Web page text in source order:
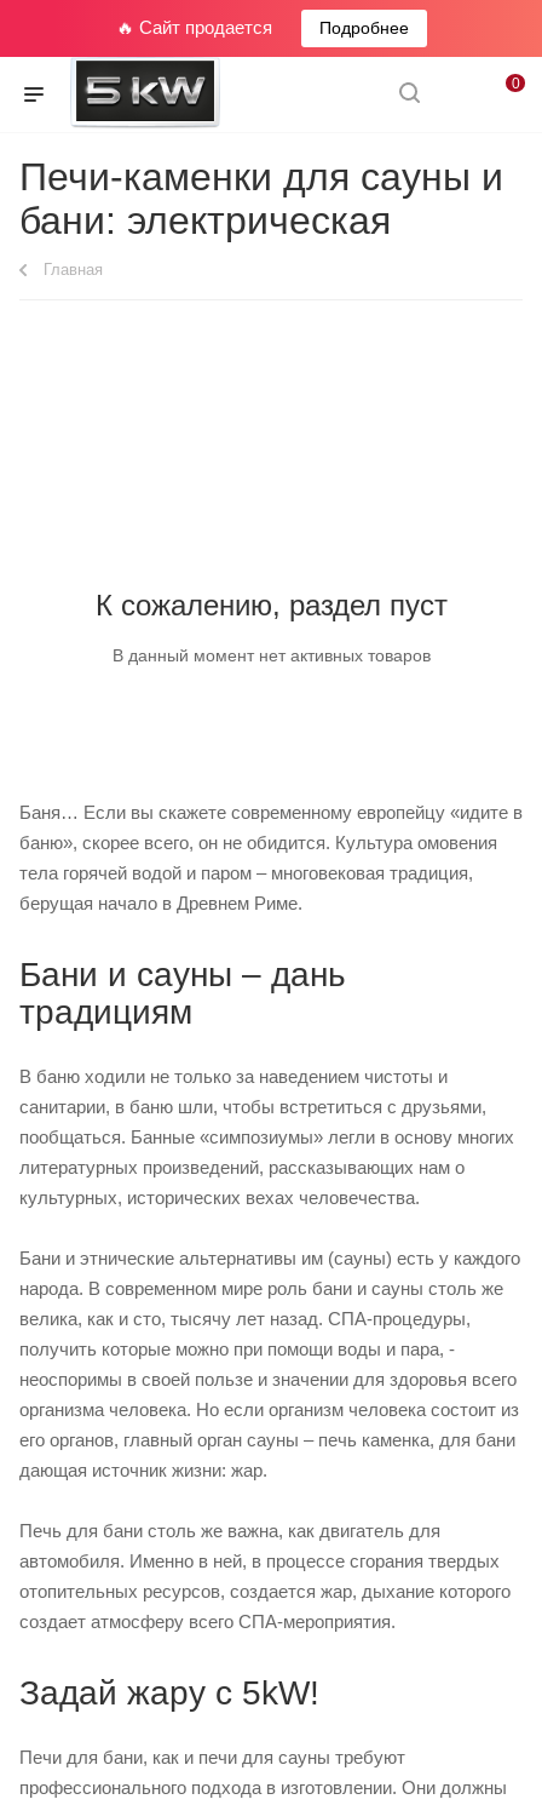
🔥 Сайт продается Подробнее
0
Печи-каменки для сауны и
бани: электрическая
Главная
К сожалению, раздел пуст
В данный момент нет активных товаров
Баня… Если вы скажете современному европейцу «идите в
баню», скорее всего, он не обидится. Культура омовения
тела горячей водой и паром – многовековая традиция,
берущая начало в Древнем Риме.
Бани и сауны – дань
традициям
В баню ходили не только за наведением чистоты и
санитарии, в баню шли, чтобы встретиться с друзьями,
пообщаться. Банные «симпозиумы» легли в основу многих
литературных произведений, рассказывающих нам о
культурных, исторических вехах человечества.
Бани и этнические альтернативы им (сауны) есть у каждого
народа. В современном мире роль бани и сауны столь же
велика, как и сто, тысячу лет назад. СПА-процедуры,
получить которые можно при помощи воды и пара, -
неоспоримы в своей пользе и значении для здоровья всего
организма человека. Но если организм человека состоит из
его органов, главный орган сауны – печь каменка, для бани
дающая источник жизни: жар.
Печь для бани столь же важна, как двигатель для
автомобиля. Именно в ней, в процессе сгорания твердых
отопительных ресурсов, создается жар, дыхание которого
создает атмосферу всего СПА-мероприятия.
Задай жару с 5kW!
Печи для бани, как и печи для сауны требуют
профессионального подхода в изготовлении. Они должны